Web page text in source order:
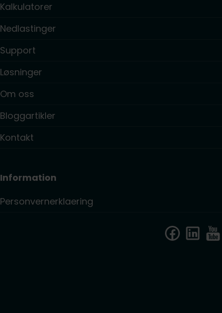
Kalkulatorer
Nedlastinger
Support
Løsninger
Om oss
Bloggartikler
Kontakt
Information
Personvernerklaering